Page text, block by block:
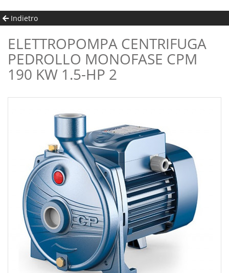
Indietro
ELETTROPOMPA CENTRIFUGA
PEDROLLO MONOFASE CPM
190 KW 1.5-HP 2